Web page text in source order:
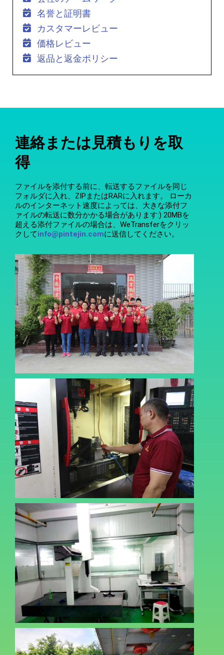
名誉と証明書
カスタマーレビュー
価格レビュー
返品と返金ポリシー
連絡または見積もりを取
得
ファイルを添付する前に、転送するファイルを同じ
フォルダに入れ、ZIPまたはRARに入れます。 ローカ
ルのインターネット速度によっては、大きな添付フ
ァイルの転送に数分かかる場合があります:) 20MBを
超える添付ファイルの場合は、WeTransferをクリッ
クしてinfo@pintejin.comに送信してください。